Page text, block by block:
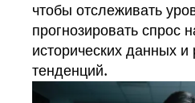
чтобы отслеживать
прогнозировать спрос
исторических данных
тенденций.